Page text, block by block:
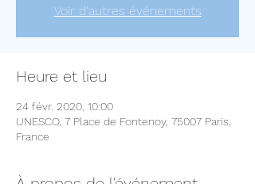
Voir d'autres événements
Heure et lieu
24 févr. 2020, 10:00
UNESCO, 7 Place de Fontenoy, 75007 Paris,
France